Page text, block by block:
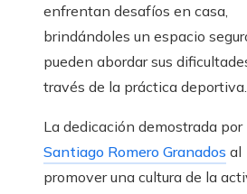
enfrentan desafíos en casa,
brindándoles un espacio
pueden abordar sus
través de la práctica deportiva.
La dedicación demostrada por
Santiago Romero Granados al
promover una cultura de la